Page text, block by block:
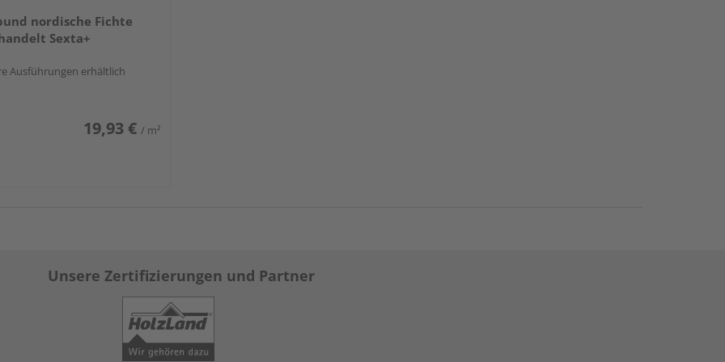
nordische Fichte
Sexta+
Ausführungen erhältlich
19,93 € / m²
Unsere Zertifizierungen und Partner